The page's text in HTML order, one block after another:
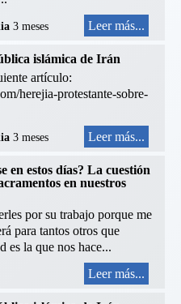
3 meses Leer más...
islámica de Irán
artículo:
herejia-protestante-sobre-
3 meses Leer más...
en estos días? La cuestión
en nuestros
por su trabajo porque me
para tantos otros que
es la que nos hace...
Leer más...